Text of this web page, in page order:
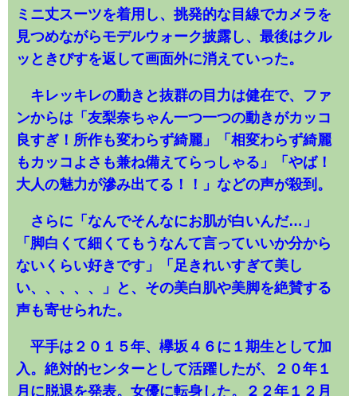
ミニ丈スーツを着用し、挑発的な目線でカメラを
見つめながらモデルウォーク披露し、最後はクル
ッときびすを返して画面外に消えていった。
キレッキレの動きと抜群の目力は健在で、ファ
ンからは「友梨奈ちゃん一つ一つの動きがカッコ
良すぎ！所作も変わらず綺麗」「相変わらず綺麗
もカッコよさも兼ね備えてらっしゃる」「やば！
大人の魅力が滲み出てる！！」などの声が殺到。
さらに「なんでそんなにお肌が白いんだ…」
「脚白くて細くてもうなんて言っていいか分から
ないくらい好きです」「足きれいすぎて美し
い、、、、、」と、その美白肌や美脚を絶賛する
声も寄せられた。
平手は２０１５年、欅坂４６に１期生として加
入。絶対的センターとして活躍したが、２０年１
月に脱退を発表。女優に転身した。２２年１２月